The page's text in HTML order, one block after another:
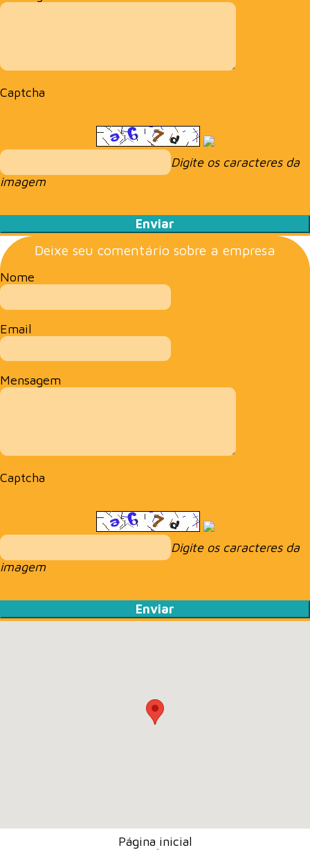
Captcha
Digite os caracteres da
imagem
Deixe seu comentário sobre a empresa
Nome
Email
Mensagem
Captcha
Digite os caracteres da
imagem
Página inicial